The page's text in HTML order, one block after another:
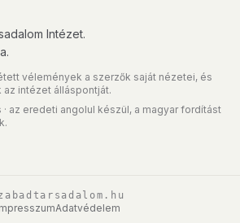
Intézet.
vélemények a szerzők saját nézetei, és
intézet álláspontját.
az eredeti angolul készül, a magyar fordítást
Adatvédelem